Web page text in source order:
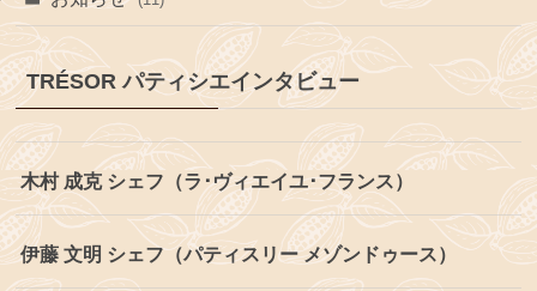
TRÉSOR パティシエインタビュー
木村 成克 シェフ（ラ･ヴィエイユ･フランス）
伊藤 文明 シェフ（パティスリー メゾンドゥース）